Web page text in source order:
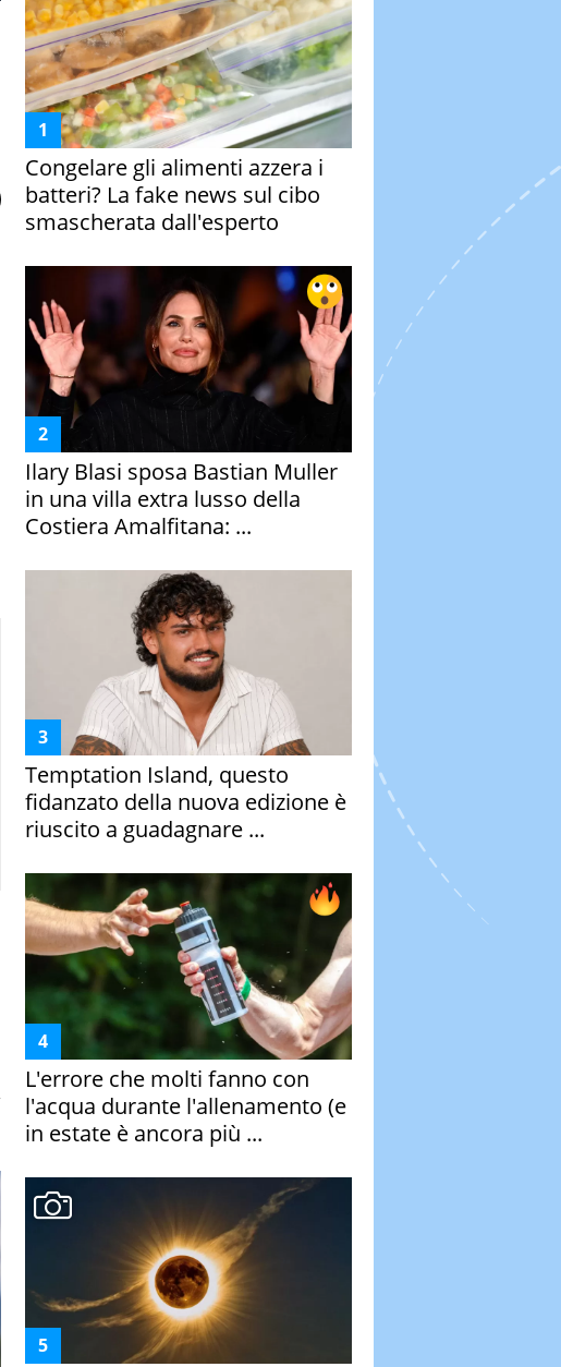
Congelare gli alimenti azzera i
batteri? La fake news sul cibo
smascherata dall'esperto
Ilary Blasi sposa Bastian Muller
in una villa extra lusso della
Costiera Amalfitana: ...
Temptation Island, questo
fidanzato della nuova edizione è
riuscito a guadagnare ...
L'errore che molti fanno con
l'acqua durante l'allenamento (e
in estate è ancora più ...